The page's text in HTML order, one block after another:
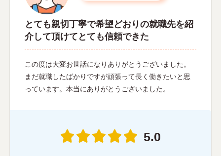
とても親切丁寧で希望どおりの就職先を紹
介して頂けてとても信頼できた
この度は大変お世話になりありがとうございました。
まだ就職したばかりですが頑張って長く働きたいと思
っています。本当にありがとうございました。
5.0